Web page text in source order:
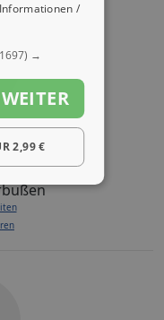
/
→
2,99 €